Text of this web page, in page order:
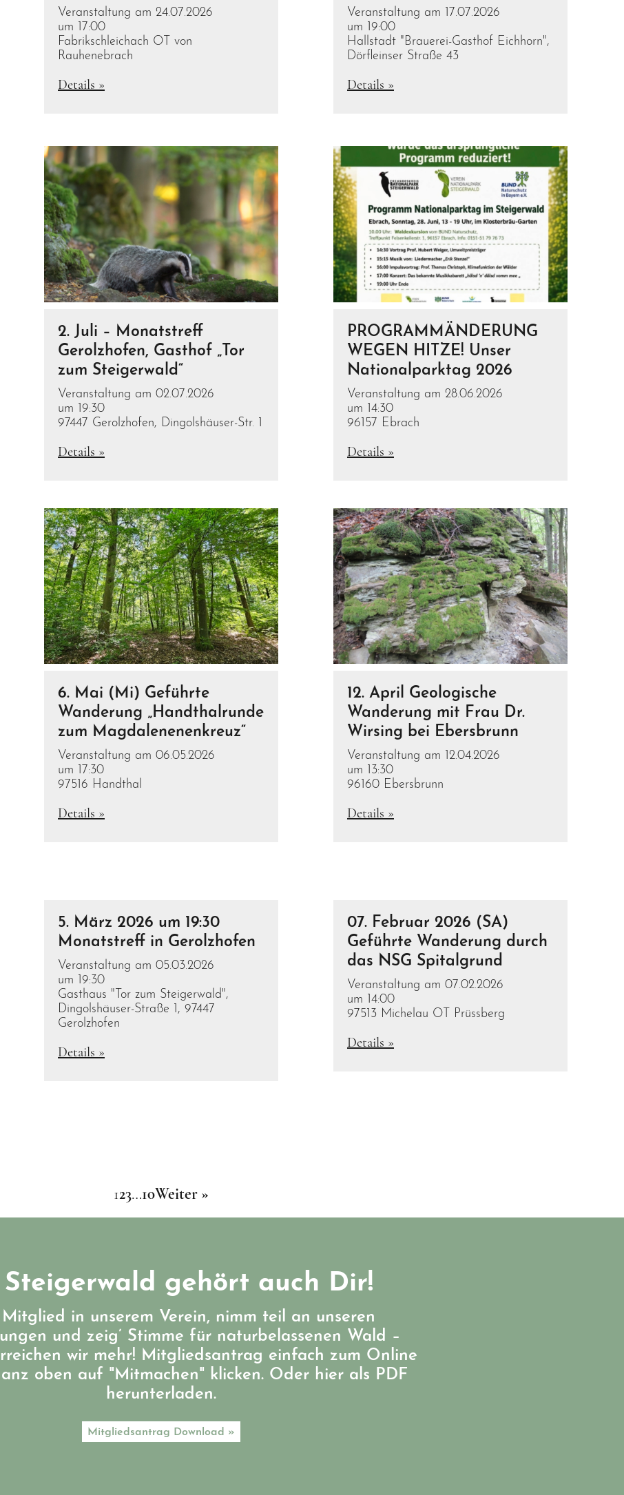
Veranstaltung am 24.07.2026
um 17:00
Fabrikschleichach OT von
Rauhenebrach
Details »
Veranstaltung am 17.07.2026
um 19:00
Hallstadt "Brauerei-Gasthof Eichhorn",
Dörfleinser Straße 43
Details »
2. Juli – Monatstreff
Gerolzhofen, Gasthof „Tor
zum Steigerwald“
Veranstaltung am 02.07.2026
um 19:30
97447 Gerolzhofen, Dingolshäuser-Str. 1
Details »
PROGRAMMÄNDERUNG
WEGEN HITZE! Unser
Nationalparktag 2026
Veranstaltung am 28.06.2026
um 14:30
96157 Ebrach
Details »
6. Mai (Mi) Geführte
Wanderung „Handthalrunde
zum Magdalenenenkreuz“
Veranstaltung am 06.05.2026
um 17:30
97516 Handthal
Details »
12. April Geologische
Wanderung mit Frau Dr.
Wirsing bei Ebersbrunn
Veranstaltung am 12.04.2026
um 13:30
96160 Ebersbrunn
Details »
5. März 2026 um 19:30
Monatstreff in Gerolzhofen
Veranstaltung am 05.03.2026
um 19:30
Gasthaus "Tor zum Steigerwald",
Dingolshäuser-Straße 1, 97447
Gerolzhofen
Details »
07. Februar 2026 (SA)
Geführte Wanderung durch
das NSG Spitalgrund
Veranstaltung am 07.02.2026
um 14:00
97513 Michelau OT Prüssberg
Details »
123…10Weiter »
gehört auch Dir!
in unserem Verein, nimm teil an unseren
und zeig’ Stimme für naturbelassenen Wald –
wir mehr! Mitgliedsantrag einfach zum Online
oben auf "Mitmachen" klicken. Oder hier als PDF
herunterladen.
Mitgliedsantrag Download »